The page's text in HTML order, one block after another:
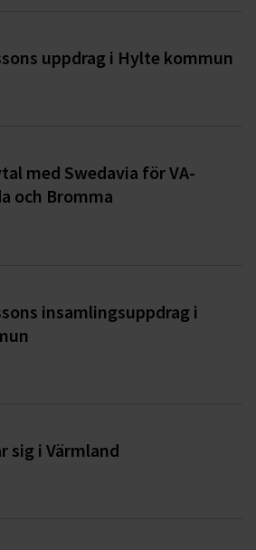
uppdrag i Hylte kommun
med Swedavia för VA-
och Bromma
insamlingsuppdrag i
sig i Värmland